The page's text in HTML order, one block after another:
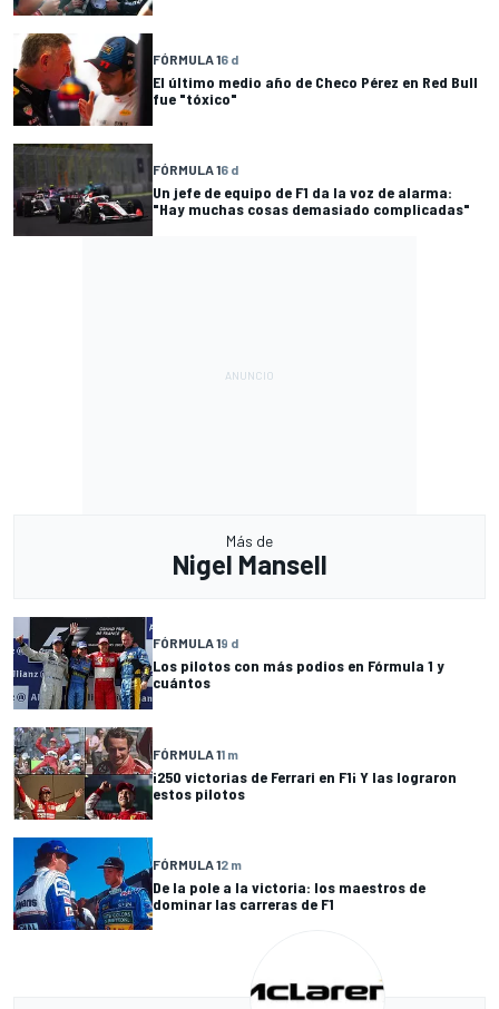
FÓRMULA 16 d
El último medio año de Checo Pérez en Red Bull
fue "tóxico"
FÓRMULA 16 d
Un jefe de equipo de F1 da la voz de alarma:
"Hay muchas cosas demasiado complicadas"
Más de
Nigel Mansell
FÓRMULA 19 d
Los pilotos con más podios en Fórmula 1 y
cuántos
FÓRMULA 11 m
¡250 victorias de Ferrari en F1¡ Y las lograron
estos pilotos
FÓRMULA 12 m
De la pole a la victoria: los maestros de
dominar las carreras de F1